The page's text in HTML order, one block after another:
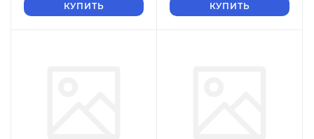
КУПИТЬ КУПИТЬ